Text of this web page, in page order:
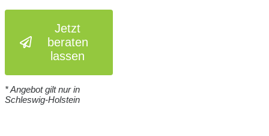
Jetzt
beraten
lassen
* Angebot gilt nur in
Schleswig-Holstein